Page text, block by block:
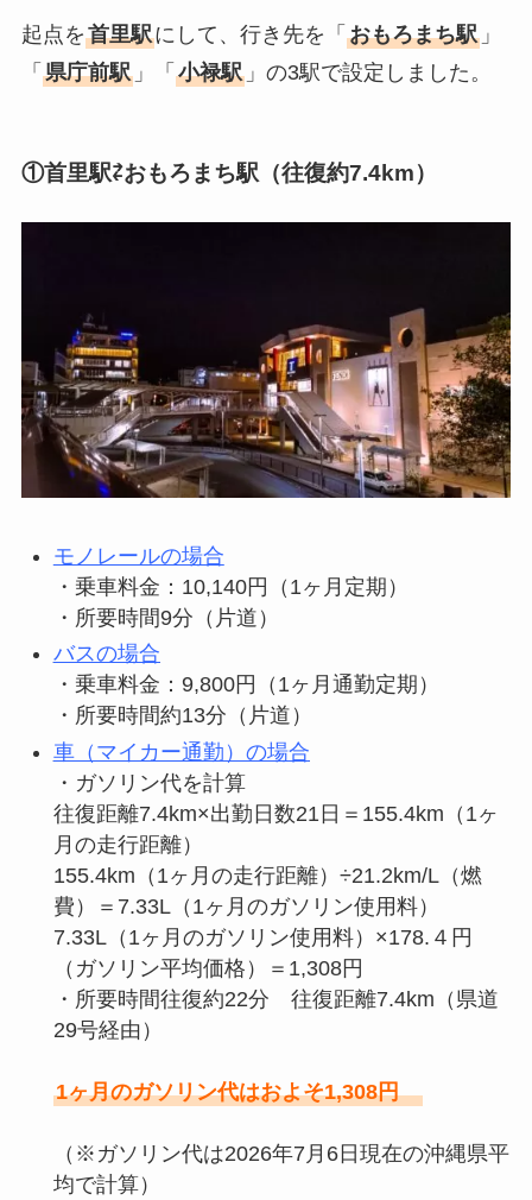
起点を首里駅にして、行き先を「 おもろまち駅」
「 県庁前駅」「 小禄駅」の3駅で設定しました。
①首里駅⇄おもろまち駅（往復約7.4km）
モノレールの場合
・乗車料金：10,140円（1ヶ月定期）
・所要時間9分（片道）
バスの場合
・乗車料金：9,800円（1ヶ月通勤定期）
・所要時間約13分（片道）
車（マイカー通勤）の場合
・ガソリン代を計算
往復距離7.4km×出勤日数21日＝155.4km（1ヶ
月の走行距離）
155.4km（1ヶ月の走行距離）÷21.2km/L（燃
費）＝7.33L（1ヶ月のガソリン使用料）
7.33L（1ヶ月のガソリン使用料）×178.４円
（ガソリン平均価格）＝1,308円
・所要時間往復約22分 往復距離7.4km（県道
29号経由）
1ヶ月のガソリン代はおよそ1,308円
（※ガソリン代は2026年7月6日現在の沖縄県平
均で計算）